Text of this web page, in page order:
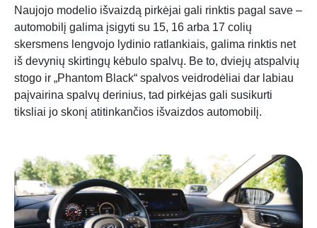
Naujojo modelio išvaizdą pirkėjai gali rinktis pagal save –
automobilį galima įsigyti su 15, 16 arba 17 colių
skersmens lengvojo lydinio ratlankiais, galima rinktis net
iš devynių skirtingų kėbulo spalvų. Be to, dviejų atspalvių
stogo ir „Phantom Black“ spalvos veidrodėliai dar labiau
paįvairina spalvų derinius, tad pirkėjas gali susikurti
tiksliai jo skonį atitinkančios išvaizdos automobilį.